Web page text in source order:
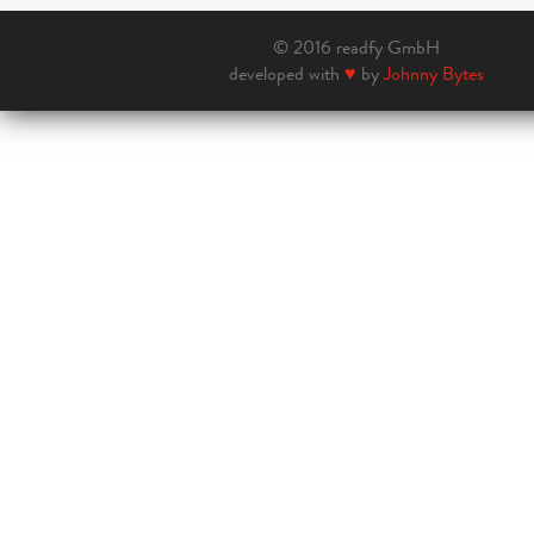
© 2016 readfy GmbH
developed with ♥ byJohnny Bytes